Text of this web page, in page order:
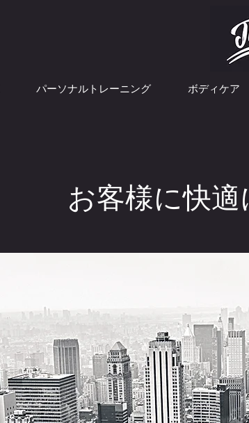
パーソナルトレーニング ボディケア
お客様に快